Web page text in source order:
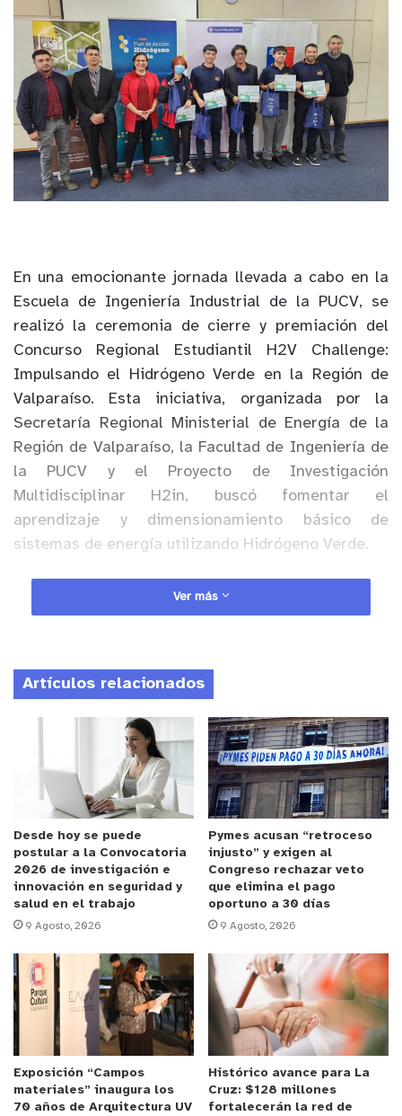
En una emocionante jornada llevada a cabo en la
Escuela de Ingeniería Industrial de la PUCV, se
realizó la ceremonia de cierre y premiación del
Concurso Regional Estudiantil H2V Challenge:
Impulsando el Hidrógeno Verde en la Región de
Valparaíso. Esta iniciativa, organizada por la
Secretaría Regional Ministerial de Energía de la
Región de Valparaíso, la Facultad de Ingeniería de
la PUCV y el Proyecto de Investigación
Multidisciplinar H2in, buscó fomentar el
aprendizaje y dimensionamiento básico de
sistemas de energía utilizando Hidrógeno Verde.
La ceremonia contó con la presencia destacada
del secretario de la Facultad de Ingeniería de la
Maragaño Schmidt, el Director Subrogante del
Proyecto H2in y Docente PUCV, Angel Rodríguez
Soto, el Profesional de la Seremi de Energía, Pablo
Rodríguez Machuca, la Coordinadora regional de
Educación media HC y TP, Verónica Leyton, así
como docentes, estudiantes y familiares.
Anuncio Patrocinado
Para la seremi de Energía, Arife Mansur
concurso marca un precedente “Estamos
terminando nuestro concurso sobre Hidrógeno
Verde, que tiene por objeto incentivar las alianzas
que existen entre los colegios, la academia y
nosotros los servicios públicos. Estamos
contentos, ya que fueron 17 establecimientos los
que participaron de distintas comunas de la
región, lo que habla de una descentralización. Por
lo tanto, queremos continuar con esta iniciativa
Ver más
Artículos relacionados
Desde hoy se puede
postular a la Convocatoria
2026 de investigación e
innovación en seguridad y
salud en el trabajo
9 Agosto, 2026
Pymes acusan “retroceso
injusto” y exigen al
Congreso rechazar veto
que elimina el pago
oportuno a 30 días
9 Agosto, 2026
Exposición “Campos
materiales” inaugura los
70 años de Arquitectura UV
Histórico avance para La
Cruz: $128 millones
fortalecerán la red de